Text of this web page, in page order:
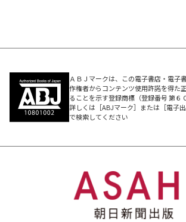
ＡＢＪマークは、この電子書店・電子
作権者からコンテンツ使用許諾を得た
ることを示す登録商標（登録番号 第６
詳しくは［ABJマーク］または［電子
で検索してください